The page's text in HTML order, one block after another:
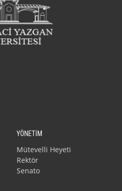
YÖNETİM
Mütevelli Heyeti
Rektör
Senato